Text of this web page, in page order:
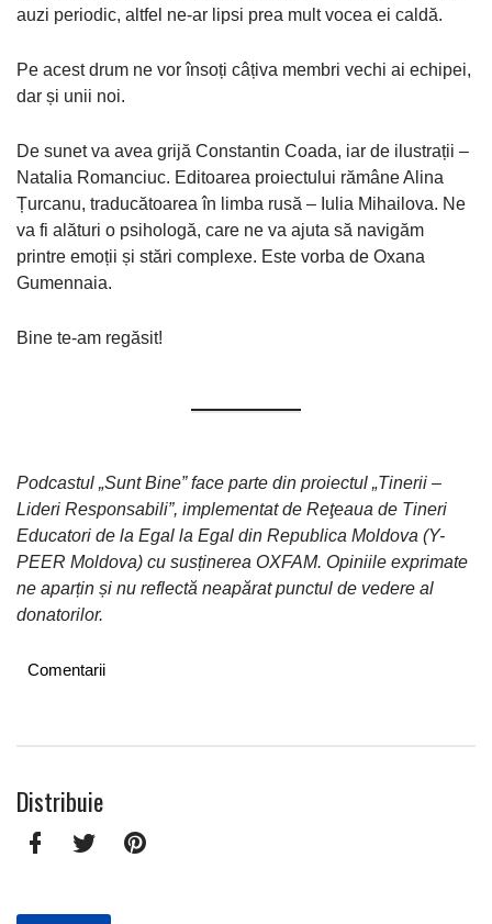
auzi periodic, altfel ne-ar lipsi prea mult vocea ei caldă.
Pe acest drum ne vor însoți câțiva membri vechi ai echipei,
dar și unii noi.
De sunet va avea grijă Constantin Coada, iar de ilustrații –
Natalia Romanciuc. Editoarea proiectului rămâne Alina
Țurcanu, traducătoarea în limba rusă – Iulia Mihailova. Ne
va fi alături o psihologă, care ne va ajuta să navigăm
printre emoții și stări complexe. Este vorba de Oxana
Gumennaia.
Bine te-am regăsit!
Podcastul „Sunt Bine” face parte din proiectul „Tinerii –
Lideri Responsabili”, implementat de Reţeaua de Tineri
Educatori de la Egal la Egal din Republica Moldova (Y-
PEER Moldova) cu susținerea OXFAM. Opiniile exprimate
ne aparțin și nu reflectă neapărat punctul de vedere al
donatorilor.
Comentarii